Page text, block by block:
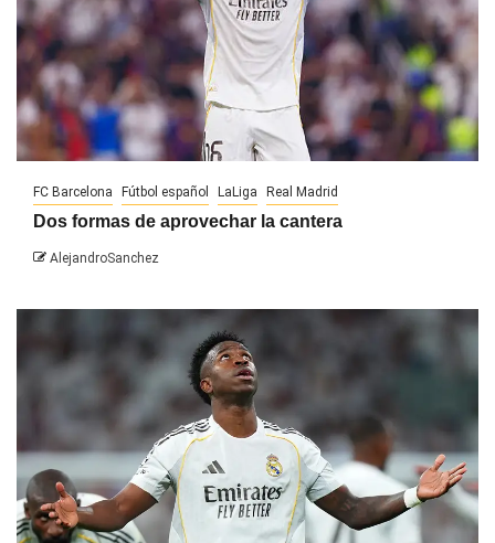
FC Barcelona Fútbol español LaLiga Real Madrid
Dos formas de aprovechar la cantera
AlejandroSanchez